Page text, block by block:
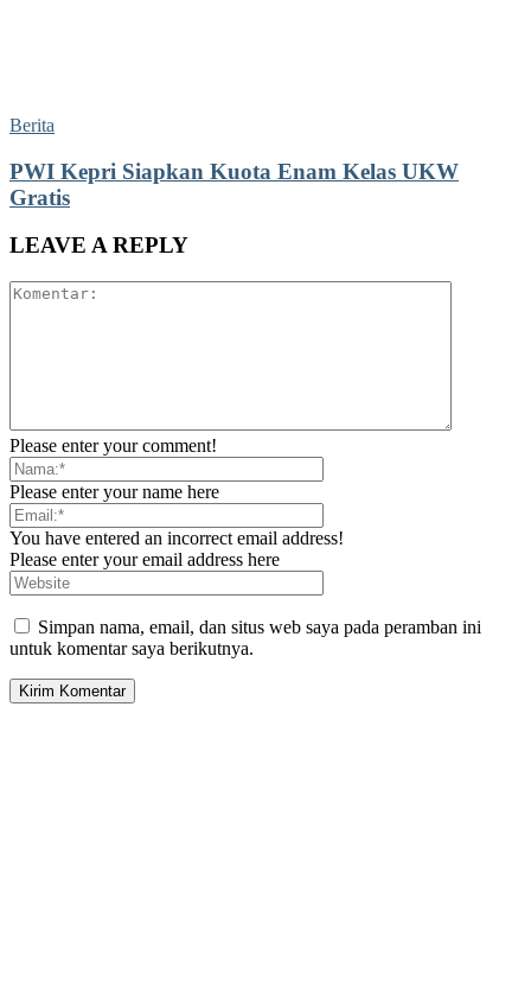
Berita
PWI Kepri Siapkan Kuota Enam Kelas UKW
Gratis
LEAVE A REPLY
Please enter your comment!
Please enter your name here
You have entered an incorrect email address!
Please enter your email address here
Simpan nama, email, dan situs web saya pada peramban ini
untuk komentar saya berikutnya.